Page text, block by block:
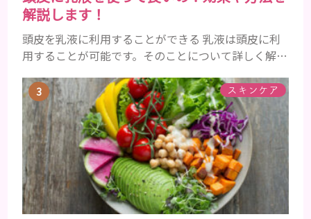
解説します！
頭皮を乳液に利用することができる 乳液は頭皮に利
用することが可能です。そのことについて詳しく解説
まれた化粧品 乳液とは水分と油分がバランスよく配
合されている化粧品のことです。 化粧水はその成分
のほとんどが水分ですが、乳液には油分が含まれて
いる点が違いといえます。 また、乳液との違いが曖
昧なものとしてローションがあり、ローションにも油
分が豊富に含まれて...
スキンケア